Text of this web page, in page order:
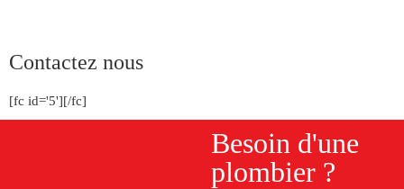
Contactez nous
[fc id='5'][/fc]
Besoin d'une
plombier ?